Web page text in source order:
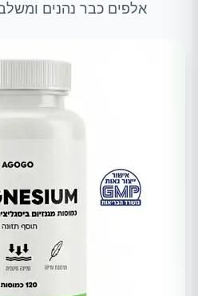
אלפים כבר נהנים